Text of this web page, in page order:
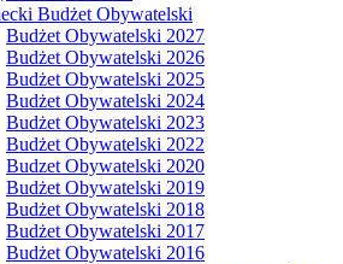
Budżet Obywatelski
Budżet Obywatelski 2027
Budżet Obywatelski 2026
Budżet Obywatelski 2025
Budżet Obywatelski 2024
Budżet Obywatelski 2023
Budżet Obywatelski 2022
Budzet Obywatelski 2020
Budżet Obywatelski 2019
Budżet Obywatelski 2018
Budżet Obywatelski 2017
Budżet Obywatelski 2016